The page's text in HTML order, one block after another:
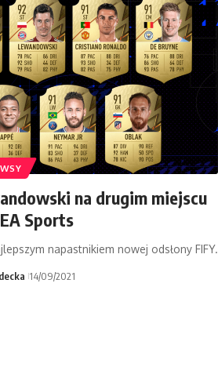
na drugim miejscu
Sports
napastnikiem nowej odsłony FIFY.
14/09/2021